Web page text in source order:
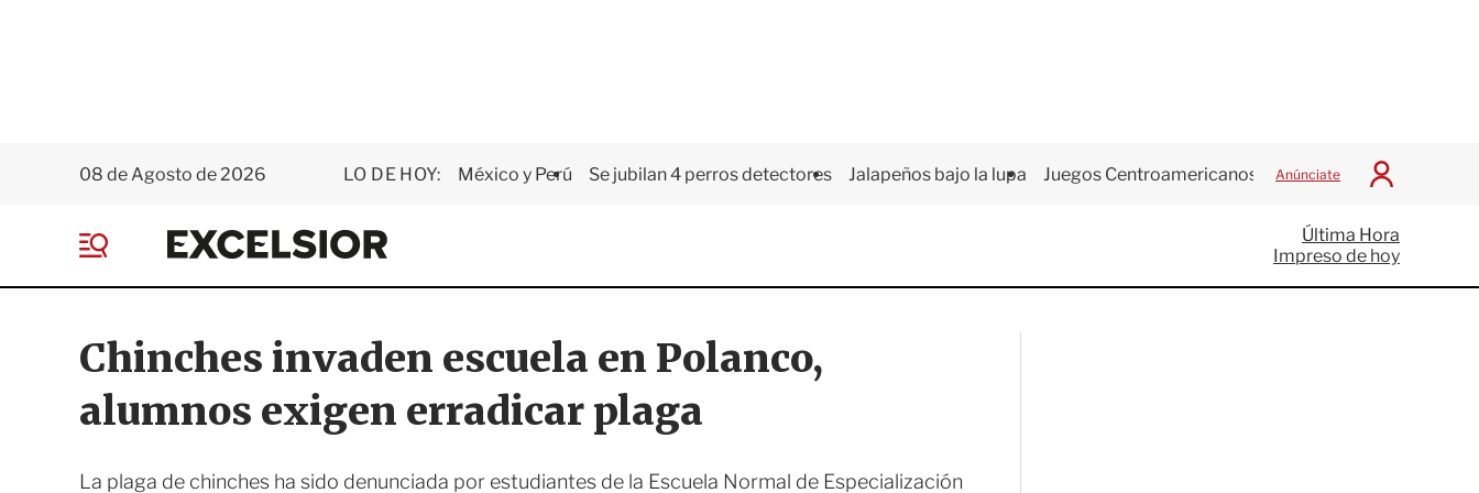
08 de Agosto de 2026 LO DE HOY: México y Perú Se jubilan 4 perros detectores Jalapeños bajo la lupa Juegos Centroamericanos Anúnciate
I
c
i
a
E
x
e
i
o
r
e
Última Hora
Impreso de hoy
Chinches invaden escuela en Polanco,
alumnos exigen erradicar plaga
La plaga de chinches ha sido denunciada por estudiantes de la Escuela Normal de Especialización